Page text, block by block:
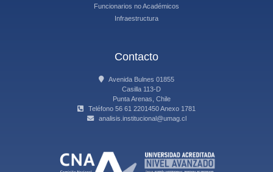
Funcionarios no Académicos
Infraestructura
Contacto
Avenida Bulnes 01855
Casilla 113-D
Punta Arenas, Chile
Teléfono 56 61 2201450 Anexo 1781
analisis.institucional@umag.cl